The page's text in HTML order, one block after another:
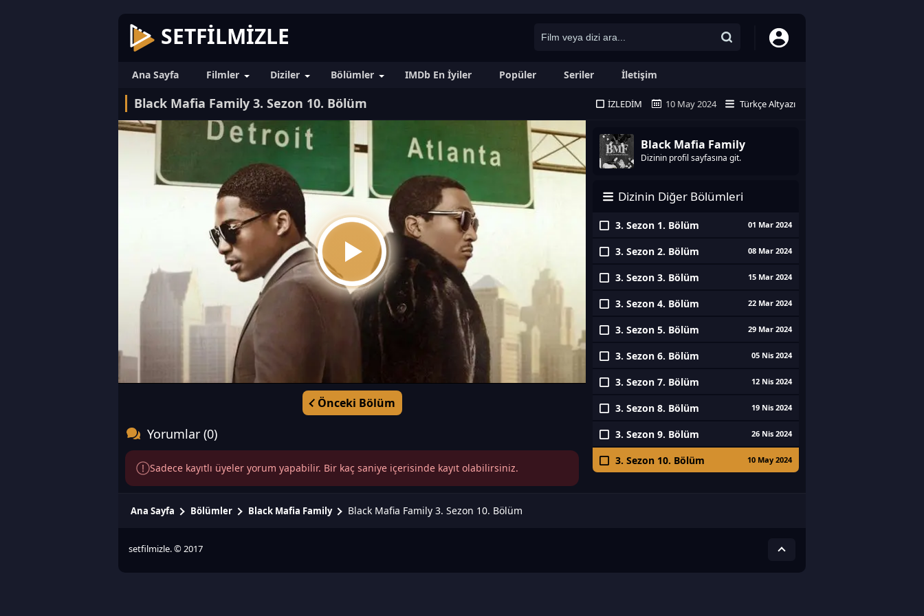
SETFILMIZLE
Ana Sayfa Filmler Diziler Bölümler IMDb En İyiler Popüler Seriler İletişim
Black Mafia Family 3. Sezon 10. Bölüm İZLEDIM 10 May 2024 Türkçe Altyazı
Önceki Bölüm
Black Mafia Family
Dizinin profil sayfasına git.
Dizinin Diğer Bölümleri
3. Sezon 1. Bölüm 01 Mar 2024
3. Sezon 2. Bölüm 08 Mar 2024
3. Sezon 3. Bölüm 15 Mar 2024
3. Sezon 4. Bölüm 22 Mar 2024
3. Sezon 5. Bölüm 29 Mar 2024
3. Sezon 6. Bölüm 05 Nis 2024
3. Sezon 7. Bölüm 12 Nis 2024
3. Sezon 8. Bölüm 19 Nis 2024
3. Sezon 9. Bölüm 26 Nis 2024
3. Sezon 10. Bölüm 10 May 2024
Yorumlar (0)
Sadece kayıtlı üyeler yorum yapabilir. Bir kaç saniye içerisinde kayıt olabilirsiniz.
Ana Sayfa Bölümler Black Mafia Family Black Mafia Family 3. Sezon 10. Bölüm
setfilmizle. © 2017